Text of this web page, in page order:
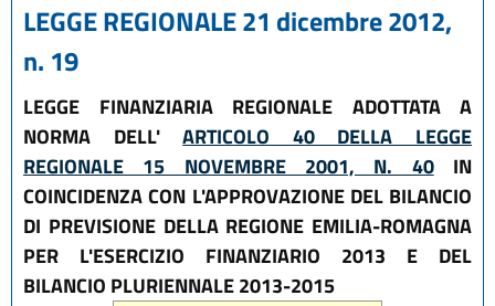
LEGGE REGIONALE 21 dicembre 2012,
n. 19
LEGGE FINANZIARIA REGIONALE ADOTTATA A
NORMA DELL'ARTICOLO 40 DELLA LEGGE
REGIONALE 15 NOVEMBRE 2001, N. 40IN
COINCIDENZA CON L'APPROVAZIONE DEL BILANCIO
DI PREVISIONE DELLA REGIONE EMILIA-ROMAGNA
PER L'ESERCIZIO FINANZIARIO 2013 E DEL
BILANCIO PLURIENNALE 2013-2015